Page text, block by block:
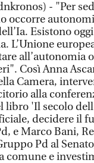
- "Per
occorre
Esistono
L’Unione
all’autonomia
Così Anna
Camera,
alla
libro 'Il secolo
decidere il
e Marco Bani,
Pd al
comune e